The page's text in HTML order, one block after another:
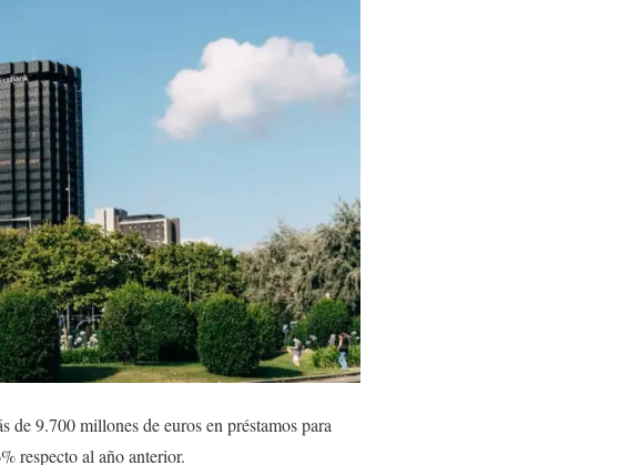
9.700 millones de euros en préstamos para
respecto al año anterior.